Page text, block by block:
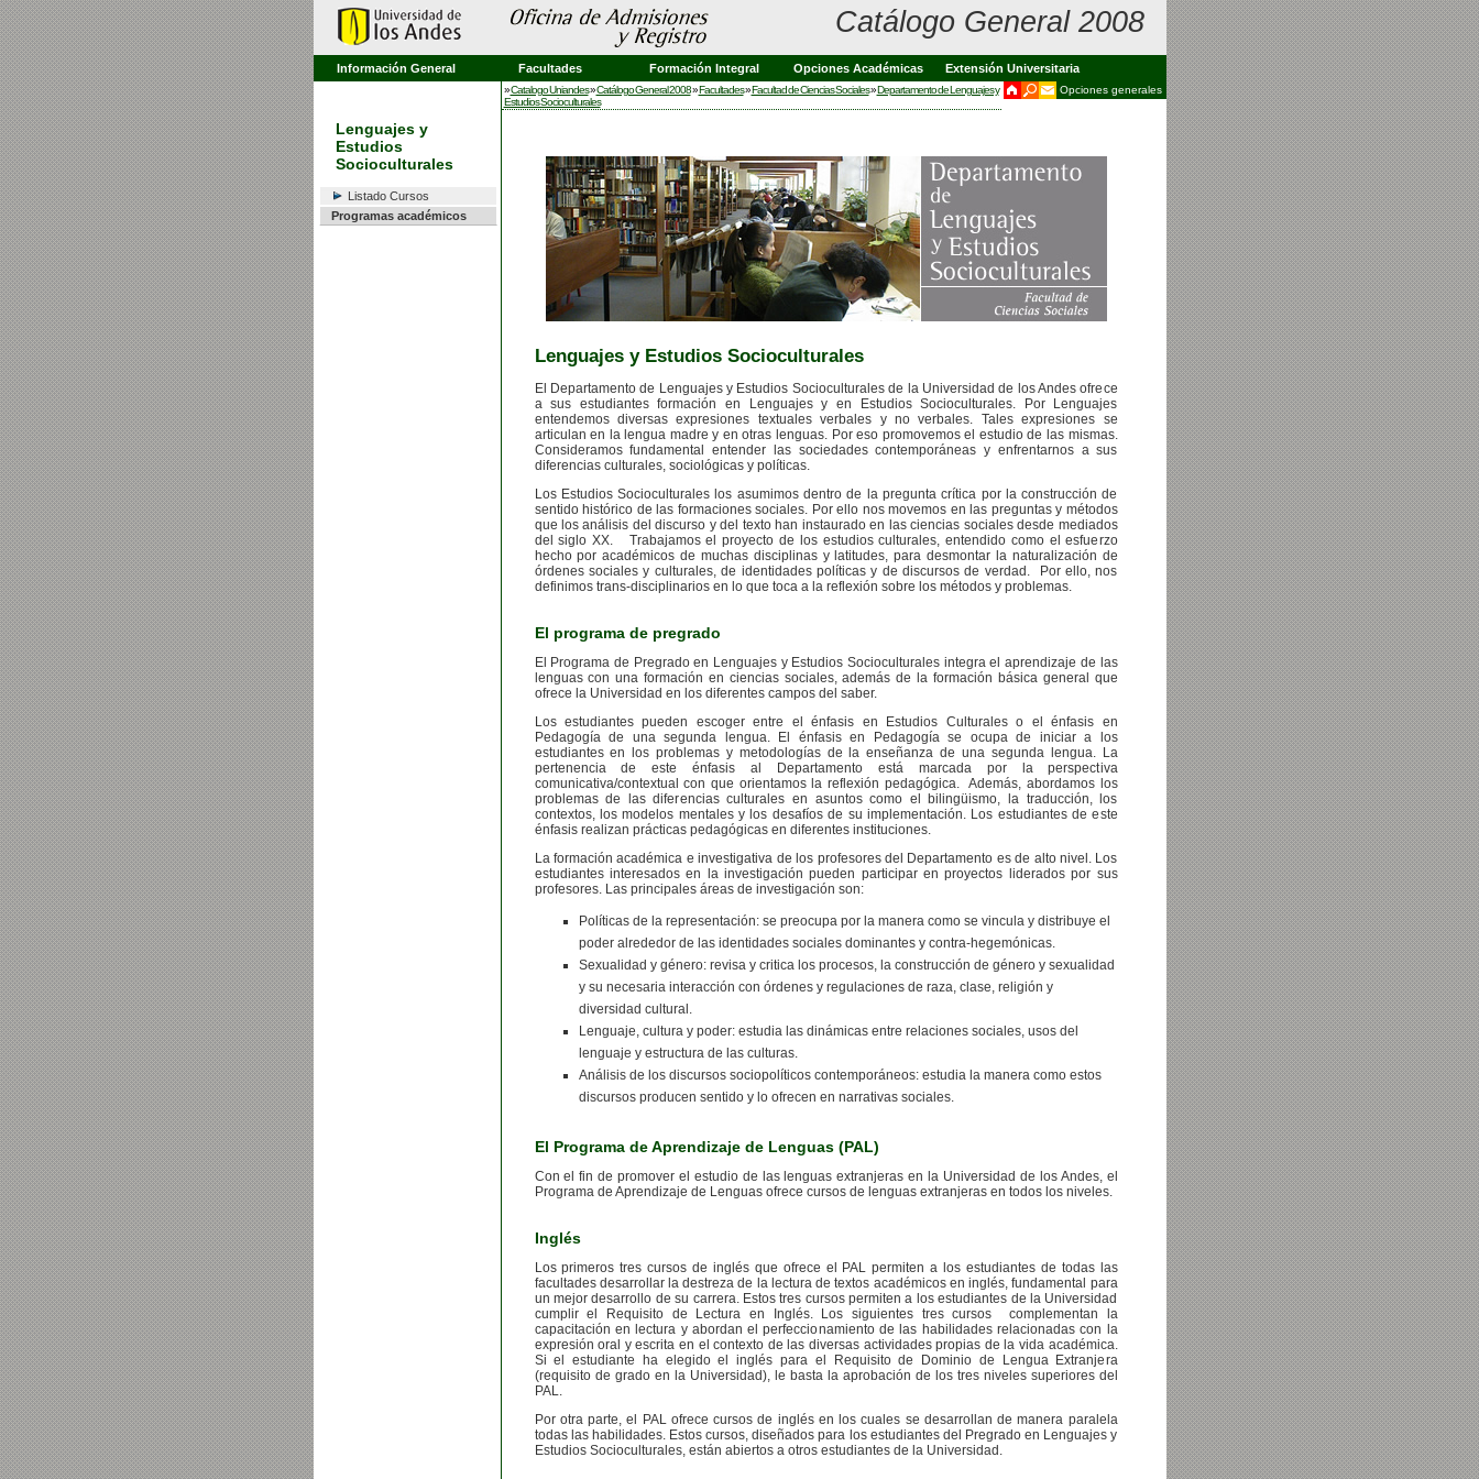
Catálogo General 2008
Información General Facultades Formación Integral Opciones Académicas Extensión Universitaria
Lenguajes y
Estudios
Socioculturales
Listado Cursos
Programas académicos
»Catalogo Uniandes»Catálogo General 2008»Facultades»Facultad de Ciencias Sociales»Departamento de Lenguajes y
Estudios Socioculturales
Opciones generales
Lenguajes y Estudios Socioculturales
El Departamento de Lenguajes y Estudios Socioculturales de la Universidad de los Andes ofrece
a sus estudiantes formación en Lenguajes y en Estudios Socioculturales. Por Lenguajes
entendemos diversas expresiones textuales verbales y no verbales. Tales expresiones se
articulan en la lengua madre y en otras lenguas. Por eso promovemos el estudio de las mismas.
Consideramos fundamental entender las sociedades contemporáneas y enfrentarnos a sus
diferencias culturales, sociológicas y políticas.
Los Estudios Socioculturales los asumimos dentro de la pregunta crítica por la construcción de
sentido histórico de las formaciones sociales. Por ello nos movemos en las preguntas y métodos
que los análisis del discurso y del texto han instaurado en las ciencias sociales desde mediados
del siglo XX. Trabajamos el proyecto de los estudios culturales, entendido como el esfuerzo
hecho por académicos de muchas disciplinas y latitudes, para desmontar la naturalización de
órdenes sociales y culturales, de identidades políticas y de discursos de verdad. Por ello, nos
definimos trans-disciplinarios en lo que toca a la reflexión sobre los métodos y problemas.
El programa de pregrado
El Programa de Pregrado en Lenguajes y Estudios Socioculturales integra el aprendizaje de las
lenguas con una formación en ciencias sociales, además de la formación básica general que
ofrece la Universidad en los diferentes campos del saber.
Los estudiantes pueden escoger entre el énfasis en Estudios Culturales o el énfasis en
Pedagogía de una segunda lengua. El énfasis en Pedagogía se ocupa de iniciar a los
estudiantes en los problemas y metodologías de la enseñanza de una segunda lengua. La
pertenencia de este énfasis al Departamento está marcada por la perspectiva
comunicativa/contextual con que orientamos la reflexión pedagógica. Además, abordamos los
problemas de las diferencias culturales en asuntos como el bilingüismo, la traducción, los
contextos, los modelos mentales y los desafíos de su implementación. Los estudiantes de este
énfasis realizan prácticas pedagógicas en diferentes instituciones.
La formación académica e investigativa de los profesores del Departamento es de alto nivel. Los
estudiantes interesados en la investigación pueden participar en proyectos liderados por sus
profesores. Las principales áreas de investigación son:
Políticas de la representación: se preocupa por la manera como se vincula y distribuye el
poder alrededor de las identidades sociales dominantes y contra-hegemónicas.
Sexualidad y género: revisa y critica los procesos, la construcción de género y sexualidad
y su necesaria interacción con órdenes y regulaciones de raza, clase, religión y
diversidad cultural.
Lenguaje, cultura y poder: estudia las dinámicas entre relaciones sociales, usos del
lenguaje y estructura de las culturas.
Análisis de los discursos sociopolíticos contemporáneos: estudia la manera como estos
discursos producen sentido y lo ofrecen en narrativas sociales.
El Programa de Aprendizaje de Lenguas (PAL)
Con el fin de promover el estudio de las lenguas extranjeras en la Universidad de los Andes, el
Programa de Aprendizaje de Lenguas ofrece cursos de lenguas extranjeras en todos los niveles.
Inglés
Los primeros tres cursos de inglés que ofrece el PAL permiten a los estudiantes de todas las
facultades desarrollar la destreza de la lectura de textos académicos en inglés, fundamental para
un mejor desarrollo de su carrera. Estos tres cursos permiten a los estudiantes de la Universidad
cumplir el Requisito de Lectura en Inglés. Los siguientes tres cursos complementan la
capacitación en lectura y abordan el perfeccionamiento de las habilidades relacionadas con la
expresión oral y escrita en el contexto de las diversas actividades propias de la vida académica.
Si el estudiante ha elegido el inglés para el Requisito de Dominio de Lengua Extranjera
(requisito de grado en la Universidad), le basta la aprobación de los tres niveles superiores del
PAL.
Por otra parte, el PAL ofrece cursos de inglés en los cuales se desarrollan de manera paralela
todas las habilidades. Estos cursos, diseñados para los estudiantes del Pregrado en Lenguajes y
Estudios Socioculturales, están abiertos a otros estudiantes de la Universidad.